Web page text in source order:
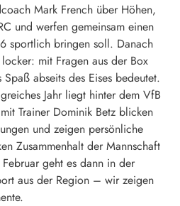
Mark French über Höhen,
und werfen gemeinsam einen
sportlich bringen soll. Danach
mit Fragen aus der Box
abseits des Eises bedeutet.
Jahr liegt hinter dem VfB
Trainer Dominik Betz blicken
und zeigen persönliche
Zusammenhalt der Mannschaft
geht es dann in der
aus der Region – wir zeigen